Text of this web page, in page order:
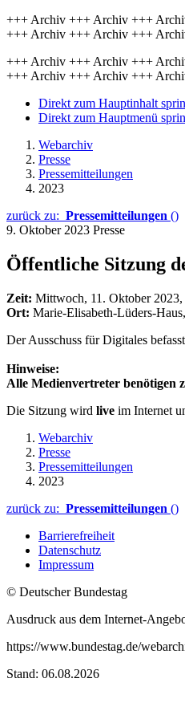
+++ Archiv +++ Archiv +++
+++ Archiv +++ Archiv +++
+++ Archiv +++ Archiv +++
+++ Archiv +++ Archiv +++
Direkt zum Hauptinhalt
Direkt zum Hauptmenü
Webarchiv
Presse
Pressemitteilungen
2023
zurück zu: Pressemitteilungen ()
9. Oktober 2023 Presse
Öffentliche Sitzung
Zeit: Mittwoch, 11. Oktober
Ort: Marie-Elisabeth-Lüders-
Der Ausschuss für Digitales
Hinweise:
Alle Medienvertreter benötigen
Die Sitzung wird live im Internet
Webarchiv
Presse
Pressemitteilungen
2023
zurück zu: Pressemitteilungen ()
Barrierefreiheit
Datenschutz
Impressum
© Deutscher Bundestag
Ausdruck aus dem Internet-
https://www.bundestag.de/
Stand: 06.08.2026